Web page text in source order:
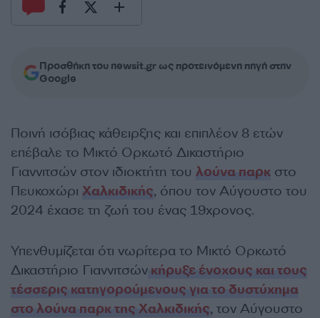
Προσθήκη του newsit.gr ως προτεινόμενη πηγή στην
Google
Ποινή ισόβιας κάθειρξης και επιπλέον 8 ετών
επέβαλε το Μικτό Ορκωτό Δικαστήριο
Γιαννιτσών στον ιδιοκτήτη του λούνα παρκ στο
Πευκοχώρι Χαλκιδικής, όπου τον Αύγουστο του
2024 έχασε τη ζωή του ένας 19χρονος.
Υπενθυμίζεται ότι νωρίτερα το Μικτό Ορκωτό
Δικαστήριο Γιαννιτσών κήρυξε ένοχους και τους
τέσσερις κατηγορούμενους για το δυστύχημα
στο λούνα παρκ της Χαλκιδικής, τον Αύγουστο